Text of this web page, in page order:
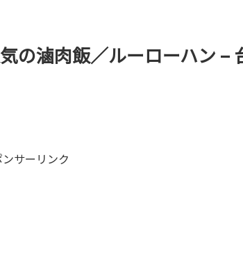
の滷肉飯／ルーローハン –
ンサーリンク